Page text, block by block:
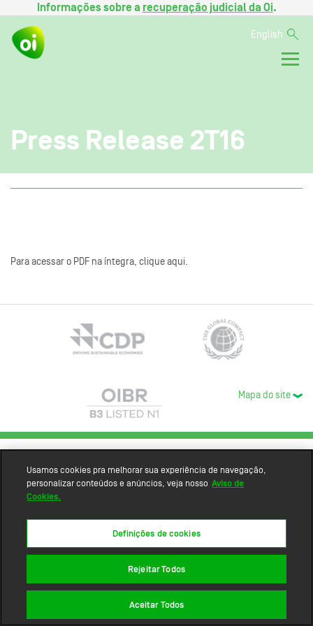
Informações sobre a recuperação judicial da Oi.
English
Press Release 2T16
Para acessar o PDF na íntegra, clique aqui.
Mapa do site
Usamos cookies pra melhorar sua experiência de navegação,
personalizar conteúdos e anúncios, veja nosso Aviso de
Cookies.
Definições de cookies
Rejeitar Todos
Aceitar Todos